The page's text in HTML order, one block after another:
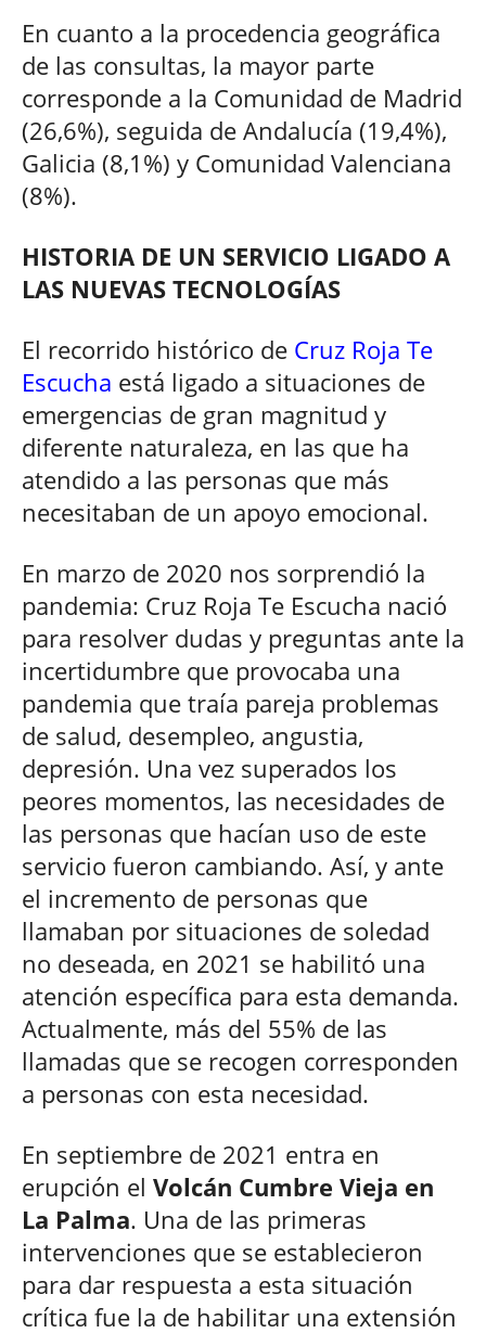
En cuanto a la procedencia geográfica
de las consultas, la mayor parte
corresponde a la Comunidad de Madrid
(26,6%), seguida de Andalucía (19,4%),
Galicia (8,1%) y Comunidad Valenciana
(8%).
HISTORIA DE UN SERVICIO LIGADO A
LAS NUEVAS TECNOLOGÍAS
El recorrido histórico de Cruz Roja Te
Escucha está ligado a situaciones de
emergencias de gran magnitud y
diferente naturaleza, en las que ha
atendido a las personas que más
necesitaban de un apoyo emocional.
En marzo de 2020 nos sorprendió la
pandemia: Cruz Roja Te Escucha nació
para resolver dudas y preguntas ante la
incertidumbre que provocaba una
pandemia que traía pareja problemas
de salud, desempleo, angustia,
depresión. Una vez superados los
peores momentos, las necesidades de
las personas que hacían uso de este
servicio fueron cambiando. Así, y ante
el incremento de personas que
llamaban por situaciones de soledad
no deseada, en 2021 se habilitó una
atención específica para esta demanda.
Actualmente, más del 55% de las
llamadas que se recogen corresponden
a personas con esta necesidad.
En septiembre de 2021 entra en
erupción el Volcán Cumbre Vieja en
La Palma. Una de las primeras
intervenciones que se establecieron
para dar respuesta a esta situación
crítica fue la de habilitar una extensión